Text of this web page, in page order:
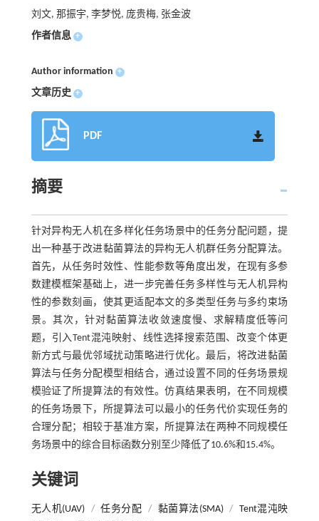
刘文, 那振宇, 李梦悦, 庞贵梅, 张金波
作者信息 +
Author information +
文章历史 +
PDF
摘要
针对异构无人机在多样化任务场景中的任务分配问题，提
出一种基于改进黏菌算法的异构无人机群任务分配算法。
首先，从任务时效性、性能参数等角度出发，在现有多参
数建模框架基础上，进一步完善任务多样性与无人机异构
性的参数刻画，使其更适配本文的多类型任务与多约束场
景。其次，针对黏菌算法收敛速度慢、求解精度低等问
题，引入Tent混沌映射、线性选择搜索范围、改变个体更
新方式与最优邻域扰动策略进行优化。最后，将改进黏菌
算法与任务分配模型相结合，通过设置不同的任务场景规
模验证了所提算法的有效性。仿真结果表明，在不同规模
的任务场景下，所提算法可以最小的任务代价实现任务的
合理分配；相较于基准方案，所提算法在两种不同规模任
务场景中的综合目标函数分别至少降低了10.6%和15.4%。
关键词
无人机(UAV) / 任务分配 / 黏菌算法(SMA) / Tent混沌映